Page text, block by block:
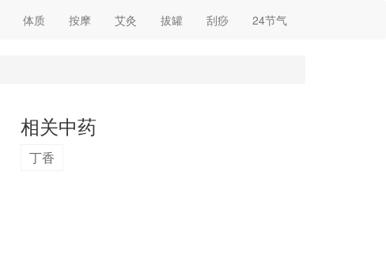
体质 按摩 艾灸 拔罐 刮痧 24节气
相关中药
丁香